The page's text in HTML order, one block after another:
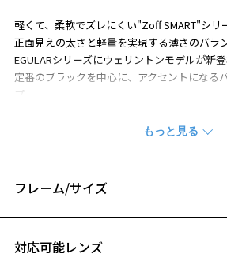
軽くて、柔軟でズレにくい"Zoff SMART"シリ
正面見えの太さと軽量を実現する薄さのバラ
EGULARシリーズにウェリントンモデルが新登
定番のブラックを中心に、アクセントになる
プ。
※柄や色味の出方に個体差があり、画像と異
Zoff SMART (ゾフ・スマート) ページをみる
フレーム/サイズ
対応可能レンズ